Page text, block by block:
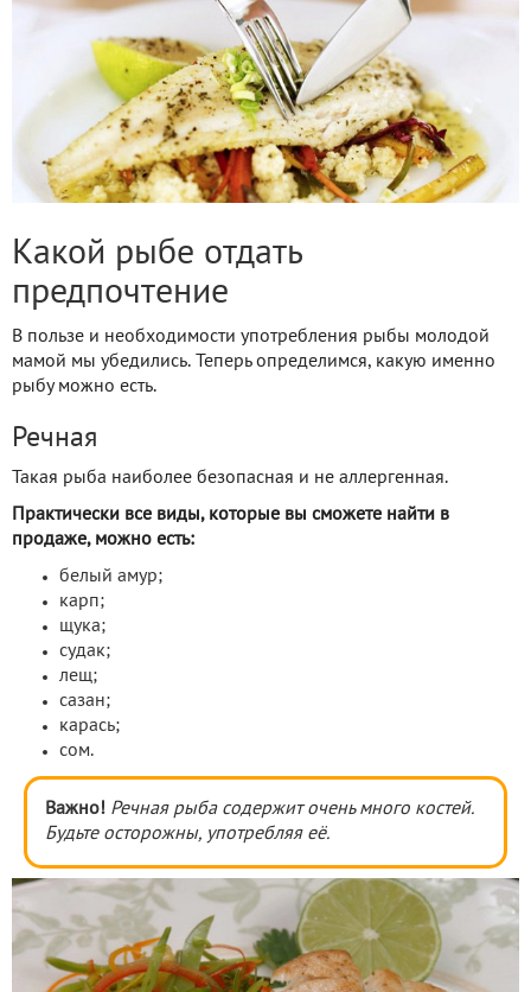
Какой рыбе отдать
предпочтение
В пользе и необходимости употребления рыбы молодой
мамой мы убедились. Теперь определимся, какую именно
рыбу можно есть.
Речная
Такая рыба наиболее безопасная и не аллергенная.
Практически все виды, которые вы сможете найти в
продаже, можно есть:
белый амур;
карп;
щука;
судак;
лещ;
сазан;
карась;
сом.
Важно! Речная рыба содержит очень много костей.
Будьте осторожны, употребляя её.